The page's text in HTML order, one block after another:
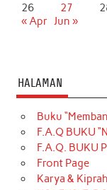
26
27
« Apr Jun »
HALAMAN
Buku
F.A.Q BUKU
F.A.Q. BUKU
Front Page
Karya & Kiprah